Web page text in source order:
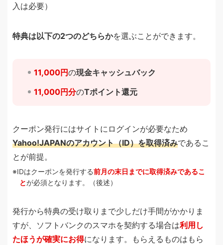
入は必要）
特典は以下の2つのどちらかを選ぶことができます。
11,000円の現金キャッシュバック
11,000円分のTポイント還元
クーポン発行にはサイトにログインが必要なため
Yahoo!JAPANのアカウント（ID）を取得済みであるこ
とが前提。
IDはクーポンを発行する前月の末日までに取得済みであるこ
とが必須となります。（後述）
発行から特典の受け取りまで少しだけ手間がかかりま
すが、ソフトバンクのスマホを契約する場合は利用し
たほうが確実にお得になります。もらえるものはもら